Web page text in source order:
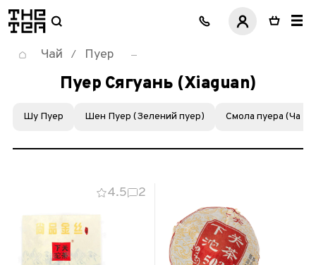
логотип
Чай / Пуер
Пуер Сягуань (Xiaguan)
Шу Пуер Шен Пуер (Зелений пуер) Смола пуера (Ча
4.5 2